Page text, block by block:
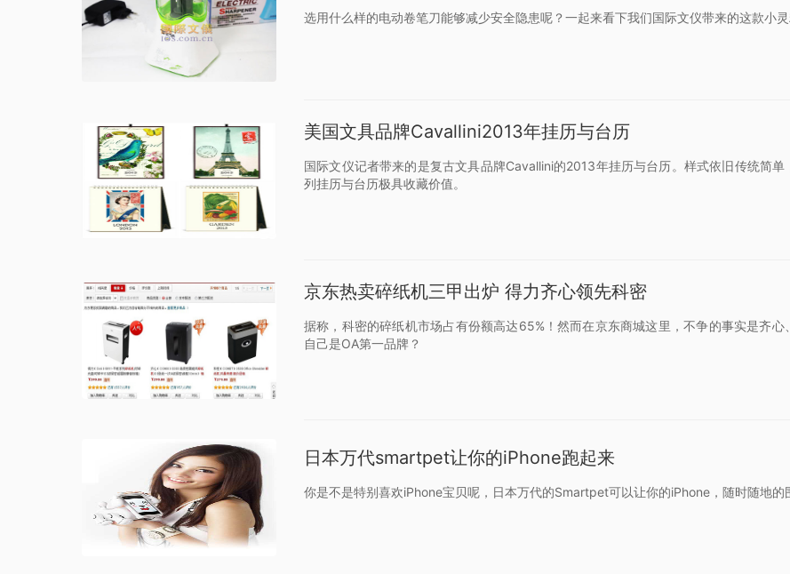
选用什么样的电动卷笔刀能够减少安全隐患呢？一起来看下我们国际文仪带来的这款小
美国文具品牌Cavallini2013年挂历与台历
国际文仪记者带来的是复古文具品牌Cavallini的2013年挂历与台历。样式依旧传统简
列挂历与台历极具收藏价值。
京东热卖碎纸机三甲出炉 得力齐心领先科密
据称，科密的碎纸机市场占有份额高达65%！然而在京东商城这里，不争的事实是齐
自己是OA第一品牌？
日本万代smartpet让你的iPhone跑起来
你是不是特别喜欢iPhone宝贝呢，日本万代的Smartpet可以让你的iPhone，随时随地的